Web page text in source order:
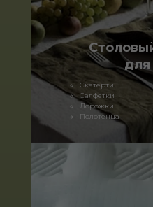
Скатерти
Салфетки
Дорожки
Полотенца